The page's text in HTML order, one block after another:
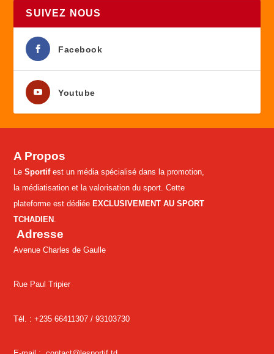
SUIVEZ NOUS
Facebook
Youtube
A Propos
LeSportifest un média spécialisé dans la promotion,
la médiatisation et la valorisation du sport. Cette
plateforme est dédiée EXCLUSIVEMENT AU SPORT
TCHADIEN
Adresse
Avenue Charles de Gaulle
Rue Paul Tripier
Tél. : +235 66411307 /93103730